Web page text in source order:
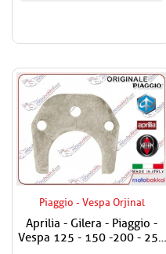
Piaggio - Vespa Orjinal
Aprilia - Gilera - Piaggio -
Vespa 125 - 150 -200 - 250